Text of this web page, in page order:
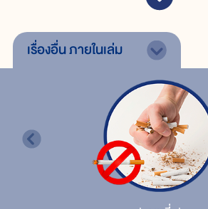
เรื่องอื่นภายในเล่ม